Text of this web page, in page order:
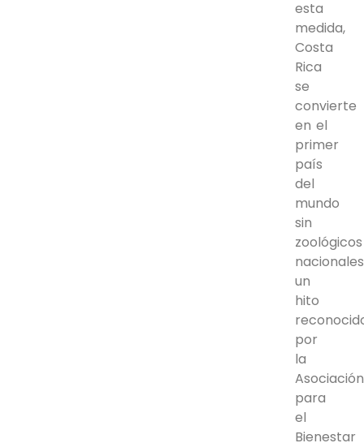
esta
medida,
Costa
Rica
se
convierte
en el
primer
país
del
mundo
sin
zoológicos
un
hito
por
la
Asociación
para
el
Bienestar